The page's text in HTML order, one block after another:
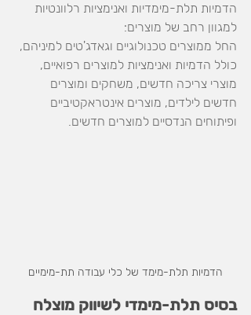
הדמיות תלת-מימדיות ואנימציות רלוונטיות
למגוון רחב של מוצרים:
החל ממוצרים טכנולוגיים וגאדג'טים למיניהם,
כולל הדמיות ואנימציות למוצרים רפואיים,
מוצרי צריכה חדשים, משחקים ומוצרים
חדשים לילדים, מוצרים אינטראקטיביים
ופיתוחים הנדסיים למוצרים חדשים.
הדמיות תלת-מימד של כלי עבודה תת-מימיים
בסיס תלת-מימדי לשיווק מוצלח